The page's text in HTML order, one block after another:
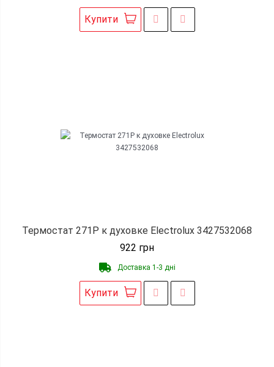
Купити
Термостат 271P к духовке Electrolux 3427532068
922 грн
Доставка 1-3 дні
Купити